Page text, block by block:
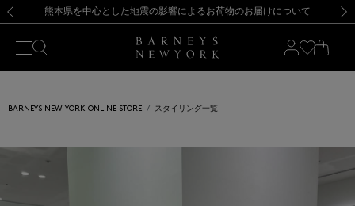
新規登録のお客様も対象！＜MY BARNEYS＞会員のお客様は11,000円（税込）以上のお買上げで常時送料無料！お買い物の際は会員登録を！
【夏季休業に伴う返品・交換承り一時停止のお知らせ】（2026.8.5）
熊本県を中心とした地震の影響によるお荷物のお届けについて
【開催中】SUMMER SALEのご案内・ご注意事項 新規登録のお客様も対象！＜MY BARNEYS＞会員のお客様は11,000円（税込）以上のお買上げで常時送料無料！お買い物の際は会員登録を！
【夏季休業に伴う返品・交換承り一時停止のお知らせ】（2026.8.5）
BARNEYS NEW YORK ONLINE STORE スタイリング一覧